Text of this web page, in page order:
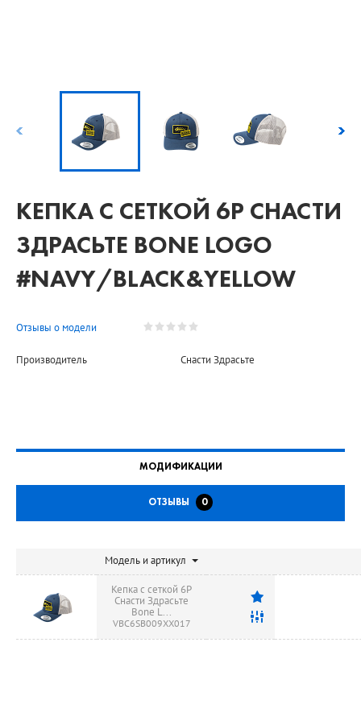
КЕПКА С СЕТКОЙ 6P СНАСТИ
ЗДРАСЬТЕ BONE LOGO
#NAVY/BLACK&YELLOW
Отзывы о модели
Производитель Снасти Здрасьте
МОДИФИКАЦИИ
ОТЗЫВЫ 0
Модель и артикул
Кепка с сеткой 6P
Снасти Здрасьте
Bone L...
VBC6SB009XX017